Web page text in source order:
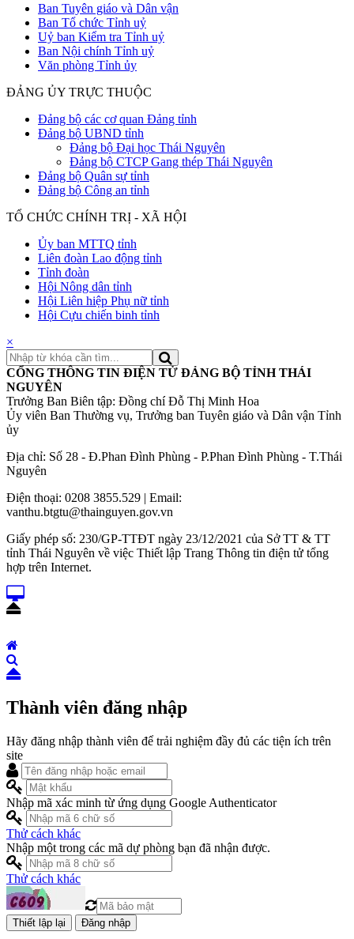
Ban Tuyên giáo và Dân vận
Ban Tổ chức Tỉnh uỷ
Uỷ ban Kiểm tra Tỉnh uỷ
Ban Nội chính Tỉnh uỷ
Văn phòng Tỉnh ủy
ĐẢNG ỦY TRỰC THUỘC
Đảng bộ các cơ quan Đảng tỉnh
Đảng bộ UBND tỉnh
Đảng bộ Đại học Thái Nguyên
Đảng bộ CTCP Gang thép Thái Nguyên
Đảng bộ Quân sự tỉnh
Đảng bộ Công an tỉnh
TỔ CHỨC CHÍNH TRỊ - XÃ HỘI
Ủy ban MTTQ tỉnh
Liên đoàn Lao động tỉnh
Tỉnh đoàn
Hội Nông dân tỉnh
Hội Liên hiệp Phụ nữ tỉnh
Hội Cựu chiến binh tỉnh
×
CỔNG THÔNG TIN ĐIỆN TỬ ĐẢNG BỘ TỈNH THÁI
NGUYÊN
Trưởng Ban Biên tập: Đồng chí Đỗ Thị Minh Hoa
Ủy viên Ban Thường vụ, Trưởng ban Tuyên giáo và Dân vận Tỉnh
ủy
Địa chỉ: Số 28 - Đ.Phan Đình Phùng - P.Phan Đình Phùng - T.Thái
Nguyên
Điện thoại: 0208 3855.529 | Email:
vanthu.btgtu@thainguyen.gov.vn
Giấy phép số: 230/GP-TTĐT ngày 23/12/2021 của Sở TT & TT
tỉnh Thái Nguyên về việc Thiết lập Trang Thông tin điện tử tổng
hợp trên Internet.
Thành viên đăng nhập
Hãy đăng nhập thành viên để trải nghiệm đầy đủ các tiện ích trên
site
Nhập mã xác minh từ ứng dụng Google Authenticator
Thử cách khác
Nhập một trong các mã dự phòng bạn đã nhận được.
Thử cách khác
Đăng nhập